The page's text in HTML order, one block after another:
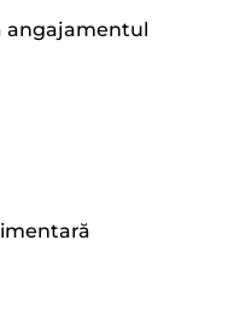
angajamentul